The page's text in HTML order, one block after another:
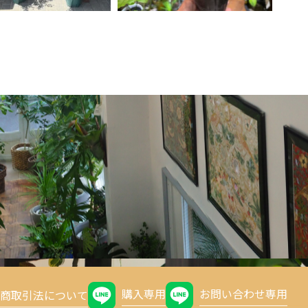
取引法について 購入専用 お問い合わせ専用